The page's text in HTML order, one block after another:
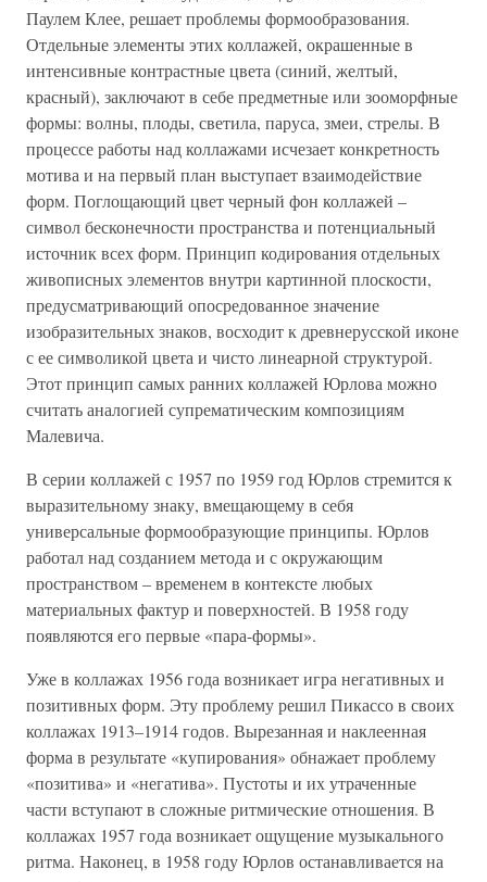
Паулем Клее, решает проблемы формообразования.
Отдельные элементы этих коллажей, окрашенные в
интенсивные контрастные цвета (синий, желтый,
красный), заключают в себе предметные или зооморфные
формы: волны, плоды, светила, паруса, змеи, стрелы. В
процессе работы над коллажами исчезает конкретность
мотива и на первый план выступает взаимодействие
форм. Поглощающий цвет черный фон коллажей –
символ бесконечности пространства и потенциальный
источник всех форм. Принцип кодирования отдельных
живописных элементов внутри картинной плоскости,
предусматривающий опосредованное значение
изобразительных знаков, восходит к древнерусской иконе
с ее символикой цвета и чисто линеарной структурой.
Этот принцип самых ранних коллажей Юрлова можно
считать аналогией супрематическим композициям
Малевича.
В серии коллажей с 1957 по 1959 год Юрлов стремится к
выразительному знаку, вмещающему в себя
универсальные формообразующие принципы. Юрлов
работал над созданием метода и с окружающим
пространством – временем в контексте любых
материальных фактур и поверхностей. В 1958 году
появляются его первые «пара-формы».
Уже в коллажах 1956 года возникает игра негативных и
позитивных форм. Эту проблему решил Пикассо в своих
коллажах 1913–1914 годов. Вырезанная и наклеенная
форма в результате «купирования» обнажает проблему
«позитива» и «негатива». Пустоты и их утраченные
части вступают в сложные ритмические отношения. В
коллажах 1957 года возникает ощущение музыкального
ритма. Наконец, в 1958 году Юрлов останавливается на